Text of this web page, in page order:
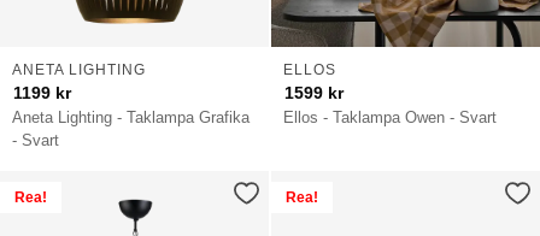
Aneta Lighting - Taklampa Grafika
- Svart
ANETA LIGHTING
1199 kr
Ellos - Taklampa Owen - Svart
ELLOS
1599 kr
Rea! Rea!